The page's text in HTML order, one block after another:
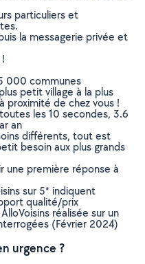
particuliers et
la messagerie privée et
000 communes
petit village à la plus
proximité de chez vous !
les 10 secondes, 3.6
an
différents, tout est
besoin aux plus grands
une première réponse à
sur 5* indiquent
qualité/prix
réalisée sur un
(Février 2024)
urgence ?